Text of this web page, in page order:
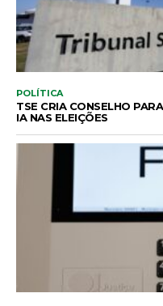
POLÍTICA
TSE CRIA CONSELHO
IA NAS ELEIÇÕES